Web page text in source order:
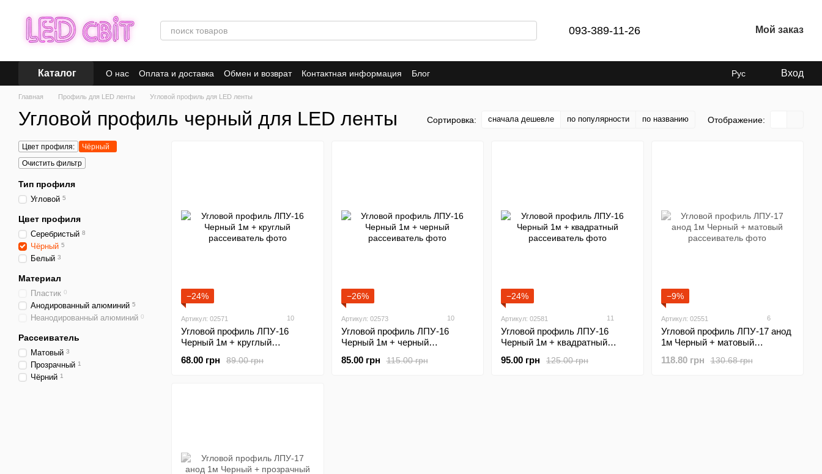
093-389-11-26 Мой заказ
Каталог О нас Оплата и доставка Обмен и возврат Контактная информация Блог Рус Вход
Главная Профиль для LED ленты Угловой профиль для LED ленты
Угловой профиль черный для LED ленты Сортировка: сначала дешевле по популярности по названию Отображение:
−24%
Артикул: 02571 10
Угловой профиль ЛПУ-16
Черный 1м + круглый
89.00 грн
68.00 грн
−26%
Артикул: 02573 10
Угловой профиль ЛПУ-16
Черный 1м + черный
115.00 грн
85.00 грн
−24%
Артикул: 02581 11
Угловой профиль ЛПУ-16
Черный 1м + квадратный
125.00 грн
95.00 грн
−9%
Артикул: 02551 6
Угловой профиль ЛПУ-17 анод
1м Черный + матовый
130.68 грн
118.80 грн
Цвет профиля:
Чёрный
Очистить фильтр
Тип профиля
Угловой 5
Цвет профиля
Серебристый 8
Чёрный 5
Белый 3
Материал
Пластик 0
Анодированный алюминий 5
Неанодированный алюминий 0
Рассеиватель
Матовый 3
Прозрачный 1
Чёрний 1